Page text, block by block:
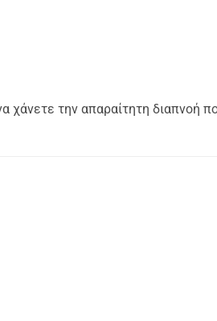
χάνετε την απαραίτητη διαπνοή